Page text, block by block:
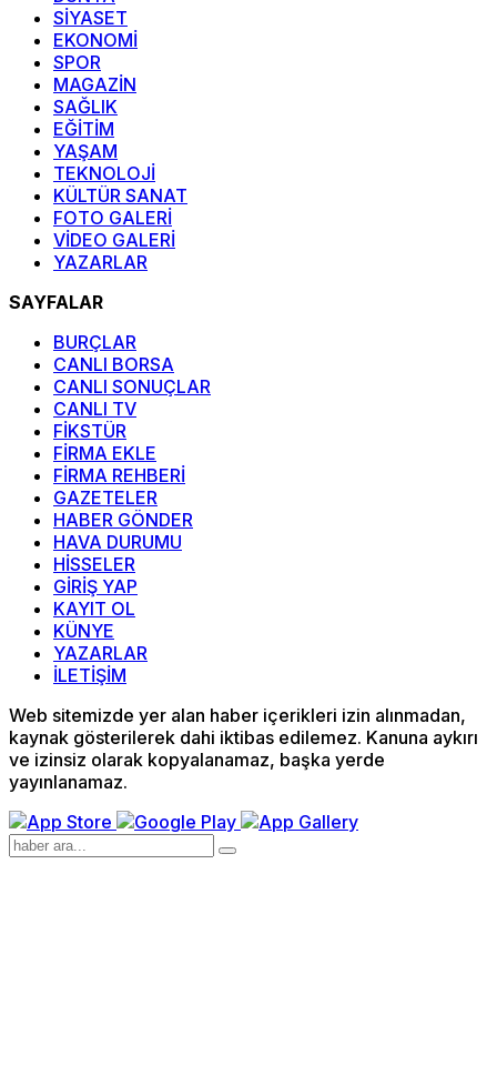
SİYASET
EKONOMİ
SPOR
MAGAZİN
SAĞLIK
EĞİTİM
YAŞAM
TEKNOLOJİ
KÜLTÜR SANAT
FOTO GALERİ
VİDEO GALERİ
YAZARLAR
SAYFALAR
BURÇLAR
CANLI BORSA
CANLI SONUÇLAR
CANLI TV
FİKSTÜR
FİRMA EKLE
FİRMA REHBERİ
GAZETELER
HABER GÖNDER
HAVA DURUMU
HİSSELER
GİRİŞ YAP
KAYIT OL
KÜNYE
YAZARLAR
İLETİŞİM
Web sitemizde yer alan haber içerikleri izin alınmadan,
kaynak gösterilerek dahi iktibas edilemez. Kanuna aykırı
ve izinsiz olarak kopyalanamaz, başka yerde
yayınlanamaz.